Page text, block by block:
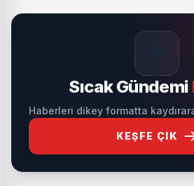
Sıcak Gündemi
Haberleri dikey formatta
KEŞFE ÇIK